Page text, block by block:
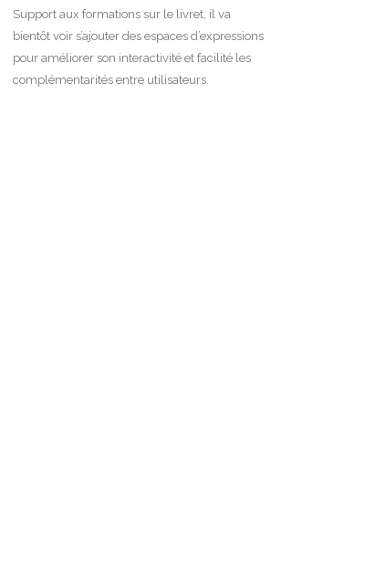
Support aux formations sur le livret, il va
bientôt voir s’ajouter des espaces d’expressions
pour améliorer son interactivité et facilité les
complémentarités entre utilisateurs.